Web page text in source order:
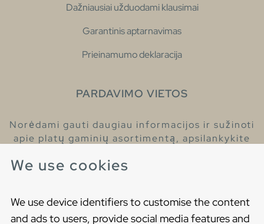
We use cookies
We use device identifiers to customise the content
and ads to users, provide social media features and
Dažniausiai užduodami klausimai
Garantinis aptarnavimas
Prieinamumo deklaracija
PARDAVIMO VIETOS
Norėdami gauti daugiau informacijos ir sužinoti
apie platų gaminių asortimentą, apsilankykite